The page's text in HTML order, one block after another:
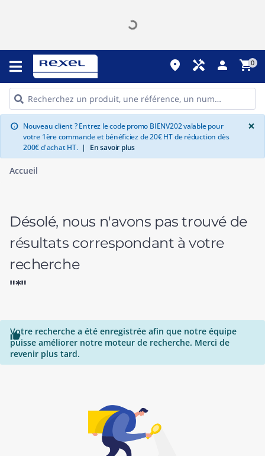
place handyman person shopping_cart0
info Nouveau client ? Entrez le code promo BIENV202 valable pour
votre 1ère commande et bénéficiez de 20€ HT de réduction dès
200€ d'achat HT. | En savoir plus
×
Accueil
Désolé, nous n'avons pas trouvé de
résultats correspondant à votre
recherche
"*"

Votre recherche a été enregistrée afin que notre équipe
puisse améliorer notre moteur de recherche. Merci de
revenir plus tard.